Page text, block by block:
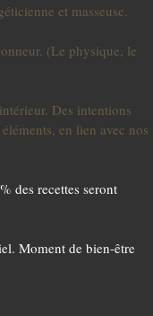
et masseuse.
(Le physique, le
Des intentions
en lien avec nos
des recettes seront
Moment de bien-être